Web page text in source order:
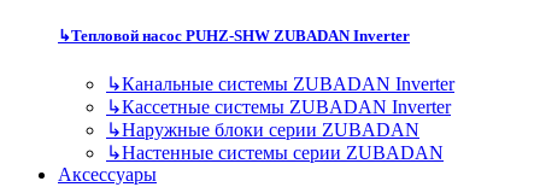
↳Тепловой насос PUHZ-SHW ZUBADAN Inverter
↳Канальные системы ZUBADAN Inverter
↳Кассетные системы ZUBADAN Inverter
↳Наружные блоки серии ZUBADAN
↳Настенные системы серии ZUBADAN
Аксесcуары